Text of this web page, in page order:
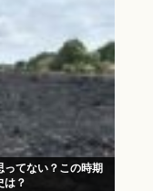
ってない？この時期
は？